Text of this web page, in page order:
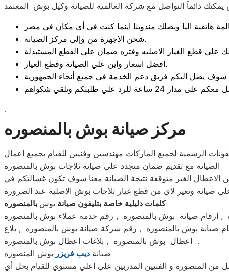
دائماَ التواصل مع شركة العالمية للصيانة وكيل بوش المعتمد
شحن الاجهزة من وإلى مركز الصيانة.
افضل اسعار واين علي الصيانة وقطع الغيار.
ساعة للرد علي طلبتكم وتلقي شكواهم
.
مركز صيانة بوش بالمنصوره
الرسمية لجميع الماركات مهندسين وفنيين للقيام بجميع اعمال
الصيانه مع تقديم ضمان متجدد علي صيانة ثلاجات بوش بالمنصوره
الغير متوقعة نتيجة الصيانة معنا سوف تكون غسالتكم في
وتغير لاي من قطع غيار ثلاجات بوش الاصلية عند الضرورة
كلمات دليلية خاصة بتليفون صيانة بوش بالمنصوره
بوش بالمنصوره , رقم شركة صيانة بوش بالمنصوره , بلاغ
اعطال بوش بالمنصوره , بلاغات اعطال بوش بالمنصوره .
صيانة ديب فريزر بوش المنصوره
المنصوره و الفنيين المدربين علي اعلي مستوي للقيام بحل أي